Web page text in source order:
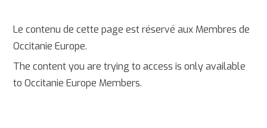
Le contenu de cette page est réservé aux Membres de
Occitanie Europe.
The content you are trying to access is only available
to Occitanie Europe Members.